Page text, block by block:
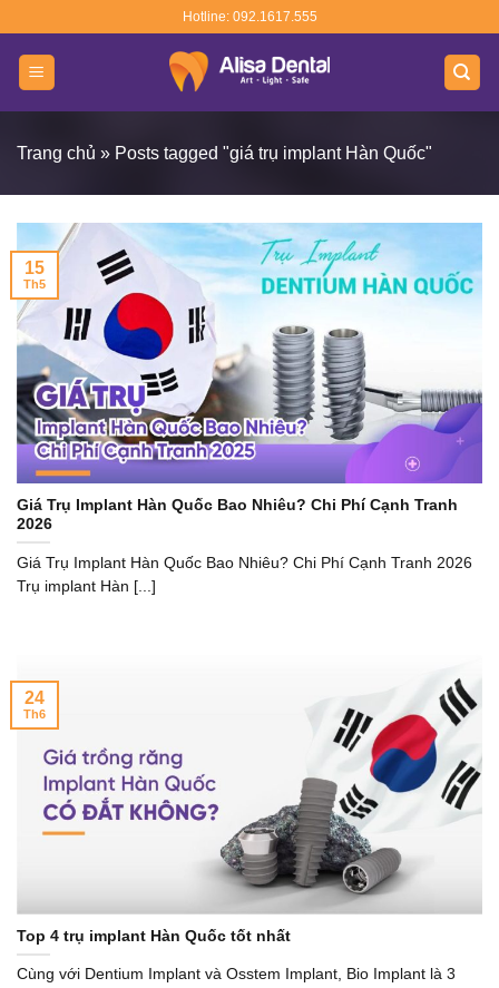
content
Hotline: 092.1617.555
Trang chủ » Posts tagged "giá trụ implant Hàn Quốc"
Giá Trụ Implant Hàn Quốc Bao Nhiêu? Chi Phí Cạnh Tranh
2026
Giá Trụ Implant Hàn Quốc Bao Nhiêu? Chi Phí Cạnh Tranh 2026
Trụ implant Hàn [...]
15
Th5
Top 4 trụ implant Hàn Quốc tốt nhất
Cùng với Dentium Implant và Osstem Implant, Bio Implant là 3
24
Th6